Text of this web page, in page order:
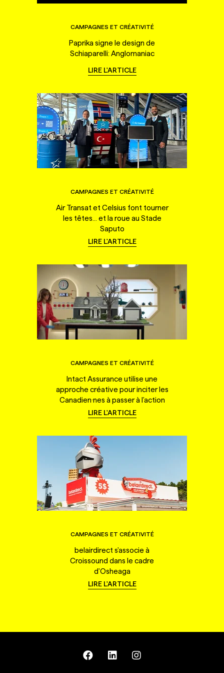
CAMPAGNES ET CRÉATIVITÉ
Paprika signe le design de
Schiaparelli: Anglomaniac
LIRE L'ARTICLE
CAMPAGNES ET CRÉATIVITÉ
Air Transat et Celsius font tourner
les têtes... et la roue au Stade
Saputo
LIRE L'ARTICLE
CAMPAGNES ET CRÉATIVITÉ
Intact Assurance utilise une
approche créative pour inciter les
Canadien·nes à passer à l'action
LIRE L'ARTICLE
CAMPAGNES ET CRÉATIVITÉ
belairdirect s'associe à
Croissound dans le cadre
d'Osheaga
LIRE L'ARTICLE